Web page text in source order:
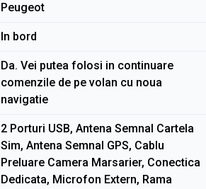
Peugeot
In bord
Da. Vei putea folosi in continuare
comenzile de pe volan cu noua
navigatie
2 Porturi USB, Antena Semnal Cartela
Sim, Antena Semnal GPS, Cablu
Preluare Camera Marsarier, Conectica
Dedicata, Microfon Extern, Rama